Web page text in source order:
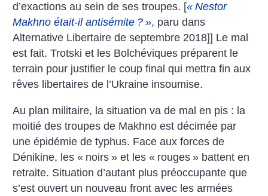
d’exactions au sein de ses troupes. [« Nestor
Makhno était-il antisémite ? », paru dans
Alternative Libertaire de septembre 2018]] Le mal
est fait. Trotski et les Bolchéviques préparent le
terrain pour justifier le coup final qui mettra fin aux
rêves libertaires de l’Ukraine insoumise.
Au plan militaire, la situation va de mal en pis : la
moitié des troupes de Makhno est décimée par
une épidémie de typhus. Face aux forces de
Dénikine, les « noirs » et les « rouges » battent en
retraite. Situation d’autant plus préoccupante que
s’est ouvert un nouveau front avec les armées